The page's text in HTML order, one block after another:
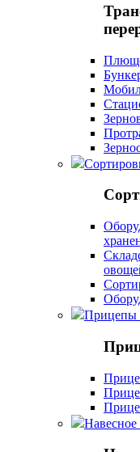
Прицепы
Навесное